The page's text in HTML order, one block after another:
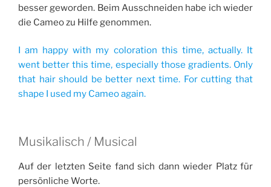
besser geworden. Beim Ausschneiden habe ich wieder
die Cameo zu Hilfe genommen.
I am happy with my coloration this time, actually. It
went better this time, especially those gradients. Only
that hair should be better next time. For cutting that
shape I used my Cameo again.
Musikalisch / Musical
Auf der letzten Seite fand sich dann wieder Platz für
persönliche Worte.